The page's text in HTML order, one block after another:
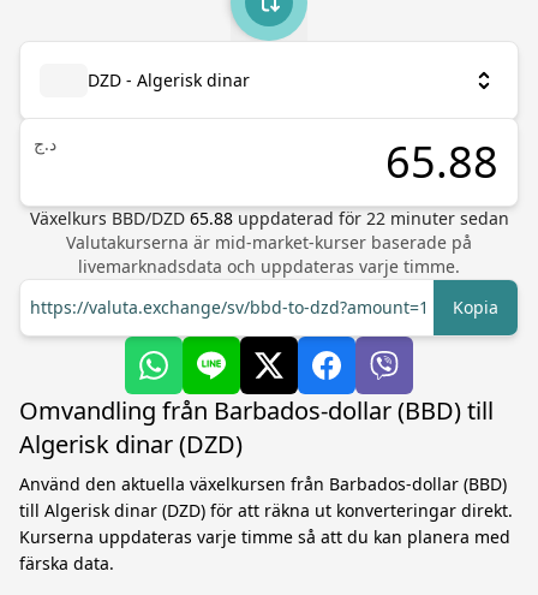
DZD - Algerisk dinar
د.ج
Växelkurs BBD/DZD 65.88 uppdaterad för 22minuter sedan
Valutakurserna är mid-market-kurser baserade på
livemarknadsdata och uppdateras varje timme.
https://valuta.exchange/sv/bbd-to-dzd?amount=1
Kopia
Omvandling från Barbados-dollar (BBD) till
Algerisk dinar (DZD)
Använd den aktuella växelkursen från Barbados-dollar (BBD)
till Algerisk dinar (DZD) för att räkna ut konverteringar direkt.
Kurserna uppdateras varje timme så att du kan planera med
färska data.